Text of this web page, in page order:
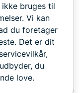
bruges til
Vi kan
du foretager
Det er dit
du
love.